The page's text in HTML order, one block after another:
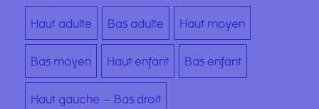
Haut adulte Bas adulte Haut moyen
Bas moyen Haut enfant Bas enfant
Haut gauche – Bas droit